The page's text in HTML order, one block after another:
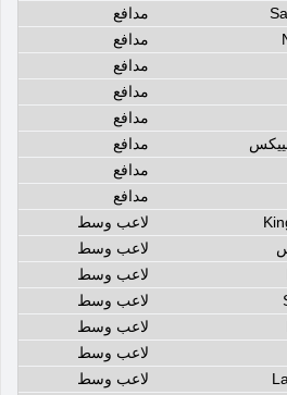
مدافع
مدافع
مدافع
مدافع
مدافع
مدافع
مدافع
مدافع
لاعب وسط
لاعب وسط
لاعب وسط
لاعب وسط
لاعب وسط
لاعب وسط
لاعب وسط